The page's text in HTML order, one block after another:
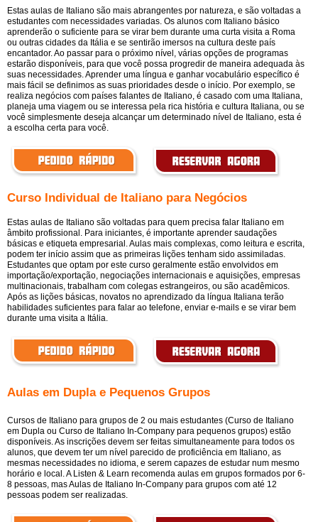
Estas aulas de Italiano são mais abrangentes por natureza, e são voltadas a
estudantes com necessidades variadas. Os alunos com Italiano básico
aprenderão o suficiente para se virar bem durante uma curta visita a Roma
ou outras cidades da Itália e se sentirão imersos na cultura deste país
encantador. Ao passar para o próximo nível, várias opções de programas
estarão disponíveis, para que você possa progredir de maneira adequada às
suas necessidades. Aprender uma língua e ganhar vocabulário específico é
mais fácil se definimos as suas prioridades desde o início. Por exemplo, se
realiza negócios com países falantes de Italiano, é casado com uma Italiana,
planeja uma viagem ou se interessa pela rica história e cultura Italiana, ou se
você simplesmente deseja alcançar um determinado nível de Italiano, esta é
a escolha certa para você.
Curso Individual de Italiano para Negócios
Estas aulas de Italiano são voltadas para quem precisa falar Italiano em
âmbito profissional. Para iniciantes, é importante aprender saudações
básicas e etiqueta empresarial. Aulas mais complexas, como leitura e escrita,
podem ter início assim que as primeiras lições tenham sido assimiladas.
Estudantes que optam por este curso geralmente estão envolvidos em
importação/exportação, negociações internacionais e aquisições, empresas
multinacionais, trabalham com colegas estrangeiros, ou são acadêmicos.
Após as lições básicas, novatos no aprendizado da língua Italiana terão
habilidades suficientes para falar ao telefone, enviar e-mails e se virar bem
durante uma visita a Itália.
Aulas em Dupla e Pequenos Grupos
Cursos de Italiano para grupos de 2 ou mais estudantes (Curso de Italiano
em Dupla ou Curso de Italiano In-Company para pequenos grupos) estão
disponíveis. As inscrições devem ser feitas simultaneamente para todos os
alunos, que devem ter um nível parecido de proficiência em Italiano, as
mesmas necessidades no idioma, e serem capazes de estudar num mesmo
horário e local. A Listen & Learn recomenda aulas em grupos formados por 6-
8 pessoas, mas Aulas de Italiano In-Company para grupos com até 12
pessoas podem ser realizadas.